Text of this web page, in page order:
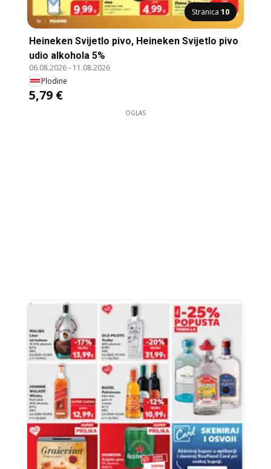
Stranica 10
Heineken Svijetlo pivo, Heineken Svijetlo pivo
udio alkohola 5%
06.08.2026- 11.08.2026
Plodine
5,79 €
OGLAS